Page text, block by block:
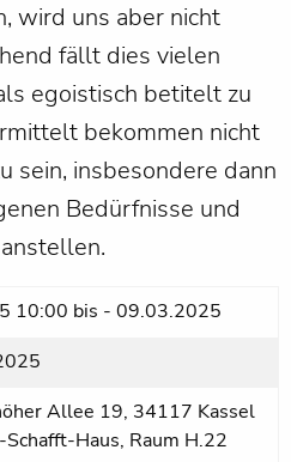
wird uns aber nicht
fällt dies vielen
egoistisch betitelt zu
bekommen nicht
sein, insbesondere dann
Bedürfnisse und
10:00 bis - 09.03.2025
Allee 19, 34117 Kassel
Haus, Raum H.22